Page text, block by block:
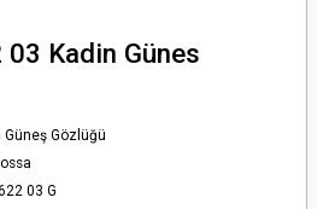
Kadin Günes
Güneş Gözlüğü
03 G